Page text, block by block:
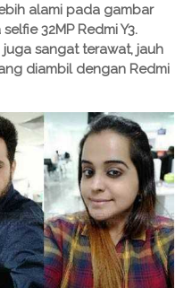
alami pada gambar
32MP Redmi Y3.
sangat terawat, jauh
diambil dengan Redmi